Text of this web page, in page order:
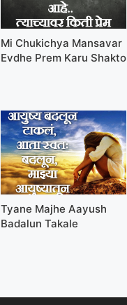
Mi Chukichya Mansavar
Evdhe Prem Karu Shakto
Tyane Majhe Aayush
Badalun Takale